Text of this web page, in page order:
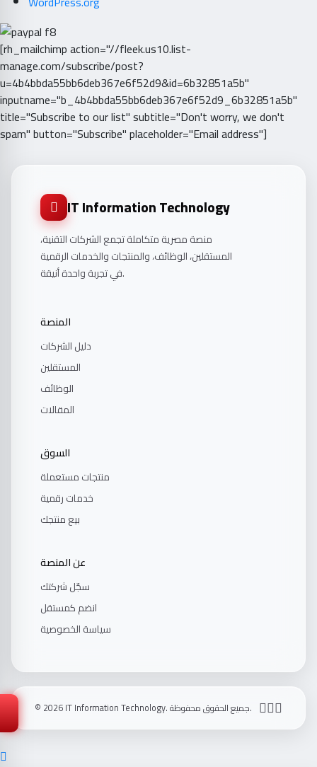
[rh_mailchimp action="//fleek.us10.list-
manage.com/subscribe/post?
u=4b4bbda55bb6deb367e6f52d9&id=6b32851a5b"
inputname="b_4b4bbda55bb6deb367e6f52d9_6b32851a5b"
title="Subscribe to our list" subtitle="Don't worry, we don't
spam" button="Subscribe" placeholder="Email address"]
IT Information Technology
منصة مصرية متكاملة تجمع الشركات التقنية،
المستقلين، الوظائف، والمنتجات والخدمات الرقمية
في تجربة واحدة أنيقة.
المنصة
دليل الشركات
المستقلين
الوظائف
المقالات
السوق
منتجات مستعملة
خدمات رقمية
بيع منتجك
عن المنصة
سجّل شركتك
انضم كمستقل
سياسة الخصوصية
© 2026 IT Information Technology. جميع الحقوق محفوظة.